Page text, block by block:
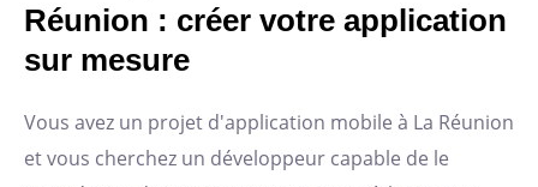
Réunion : créer votre application
sur mesure
Vous avez un projet d'application mobile à La Réunion
et vous cherchez un développeur capable de le